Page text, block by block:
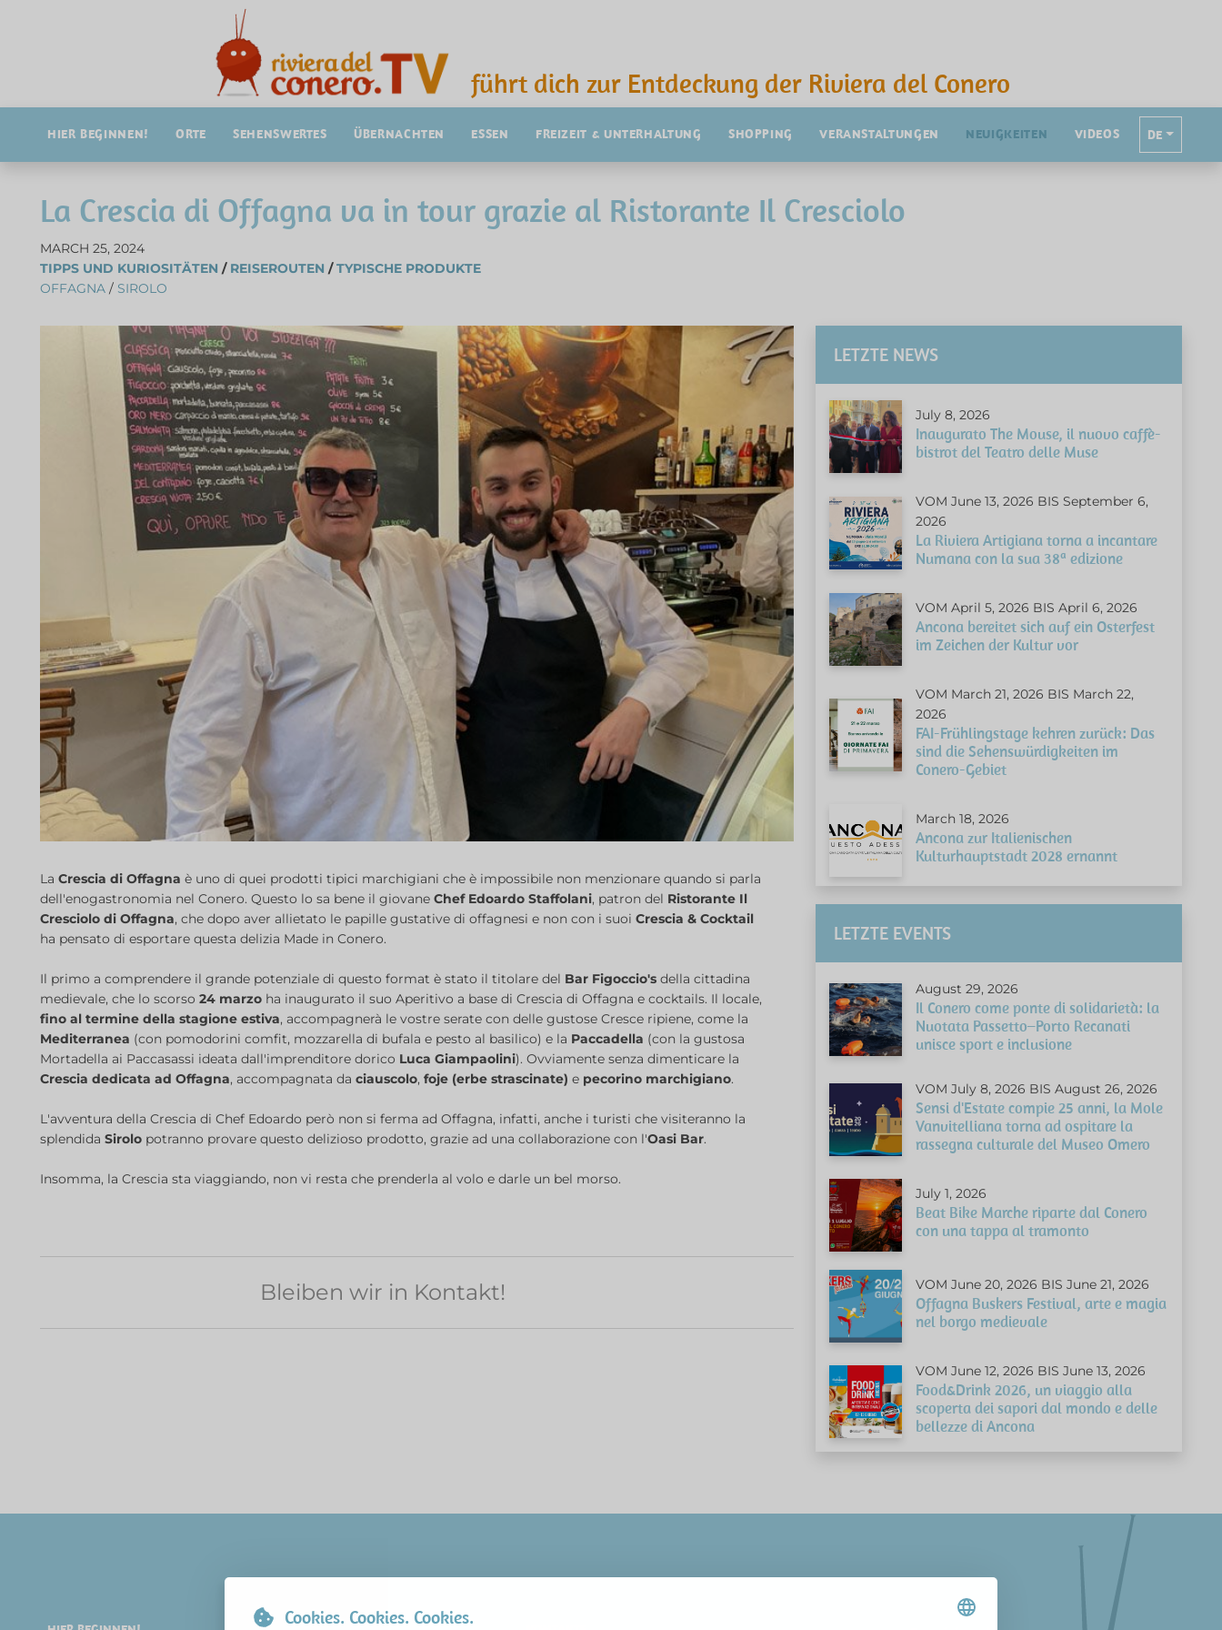
Cookies. Cookies. Cookies.
führt dich zur Entdeckung der Riviera del Conero
HIER BEGINNEN! ORTE SEHENSWERTES ÜBERNACHTEN ESSEN FREIZEIT & UNTERHALTUNG SHOPPING VERANSTALTUNGEN NEUIGKEITEN VIDEOS DE
La Crescia di Offagna va in tour grazie al Ristorante Il Cresciolo
MARCH 25, 2024
TIPPS UND KURIOSITÄTEN / REISEROUTEN /TYPISCHE PRODUKTE
OFFAGNA / SIROLO
La Crescia di Offagna è uno di quei prodotti tipici marchigiani che è impossibile non menzionare quando si parla
dell'enogastronomia nel Conero. Questo lo sa bene il giovane Chef Edoardo Staffolani, patron del Ristorante Il
Cresciolo di Offagna, che dopo aver allietato le papille gustative di offagnesi e non con i suoi Crescia & Cocktail
ha pensato di esportare questa delizia Made in Conero.
Il primo a comprendere il grande potenziale di questo format è stato il titolare del Bar Figoccio's della cittadina
medievale, che lo scorso 24 marzo ha inaugurato il suo Aperitivo a base di Crescia di Offagna e cocktails. Il locale,
fino al termine della stagione estiva, accompagnerà le vostre serate con delle gustose Cresce ripiene, come la
Mediterranea (con pomodorini comfit, mozzarella di bufala e pesto al basilico) e la Paccadella (con la gustosa
Mortadella ai Paccasassi ideata dall'imprenditore dorico Luca Giampaolini). Ovviamente senza dimenticare la
Crescia dedicata ad Offagna, accompagnata da ciauscolo, foje (erbe strascinate) e pecorino marchigiano.
L'avventura della Crescia di Chef Edoardo però non si ferma ad Offagna, infatti, anche i turisti che visiteranno la
splendida Sirolo potranno provare questo delizioso prodotto, grazie ad una collaborazione con l'Oasi Bar.
Insomma, la Crescia sta viaggiando, non vi resta che prenderla al volo e darle un bel morso.
Bleiben wir in Kontakt!
LETZTE NEWS
July 8, 2026
Inaugurato The Mouse, il nuovo caffè-
bistrot del Teatro delle Muse
VOM June 13, 2026 BIS September 6,
2026
La Riviera Artigiana torna a incantare
Numana con la sua 38ª edizione
VOM April 5, 2026 BIS April 6, 2026
Ancona bereitet sich auf ein Osterfest
im Zeichen der Kultur vor
VOM March 21, 2026 BIS March 22,
2026
FAI-Frühlingstage kehren zurück: Das
sind die Sehenswürdigkeiten im
Conero-Gebiet
March 18, 2026
Ancona zur Italienischen
Kulturhauptstadt 2028 ernannt
LETZTE EVENTS
August 29, 2026
Il Conero come ponte di solidarietà: la
Nuotata Passetto–Porto Recanati
unisce sport e inclusione
VOM July 8, 2026 BIS August 26, 2026
Sensi d'Estate compie 25 anni, la Mole
Vanvitelliana torna ad ospitare la
rassegna culturale del Museo Omero
July 1, 2026
Beat Bike Marche riparte dal Conero
con una tappa al tramonto
VOM June 20, 2026 BIS June 21, 2026
Offagna Buskers Festival, arte e magia
nel borgo medievale
VOM June 12, 2026 BIS June 13, 2026
Food&Drink 2026, un viaggio alla
scoperta dei sapori dal mondo e delle
bellezze di Ancona